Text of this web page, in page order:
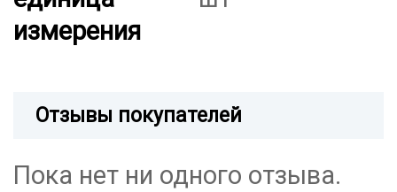
измерения
Отзывы покупателей
Пока нет ни одного отзыва.